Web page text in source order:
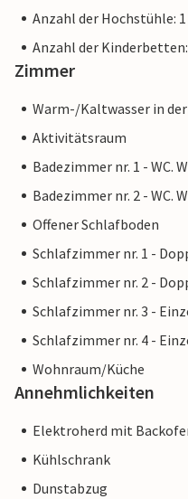
Anzahl der Hochstühle: 1
Anzahl der
Zimmer
Warm-/Kaltwasser in der
Aktivitätsraum
Badezimmer nr. 1 - WC.
Badezimmer nr. 2 - WC.
Offener Schlafboden
Schlafzimmer nr. 1 -
Schlafzimmer nr. 2 -
Schlafzimmer nr. 3 -
Schlafzimmer nr. 4 -
Wohnraum/Küche
Annehmlichkeiten
Elektroherd mit
Kühlschrank
Dunstabzug